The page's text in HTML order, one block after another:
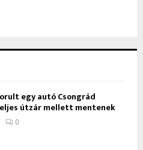
egy autó Csongrád
útzár mellett mentenek
0